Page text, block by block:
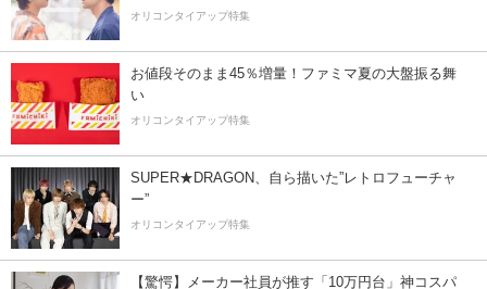
オリコンタイアップ特集
お値段そのまま45％増量！ファミマ夏の大盤振る舞
い
オリコンタイアップ特集
SUPER★DRAGON、自ら描いた”レトロフューチャ
ー”
オリコンタイアップ特集
【驚愕】メーカー社員が推す「10万円台」神コスパ